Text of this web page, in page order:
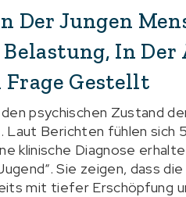
Der Jungen
In
Frage Gestellt
psychischen Zustand
Berichten fühlen sich
klinische Diagnose
Sie zeigen, dass
mit tiefer Erschöpfung